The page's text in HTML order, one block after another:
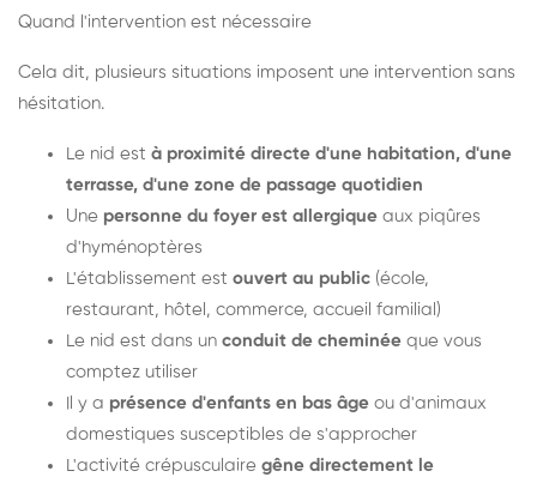
Quand l'intervention est nécessaire
Cela dit, plusieurs situations imposent une intervention sans
hésitation.
Le nid est à proximité directe d'une habitation, d'une
terrasse, d'une zone de passage quotidien
Une personne du foyer est allergique aux piqûres
d'hyménoptères
L'établissement est ouvert au public (école,
restaurant, hôtel, commerce, accueil familial)
Le nid est dans un conduit de cheminée que vous
comptez utiliser
Il y a présence d'enfants en bas âge ou d'animaux
domestiques susceptibles de s'approcher
L'activité crépusculaire gêne directement le